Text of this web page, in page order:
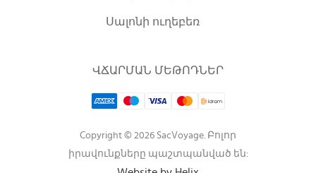
Սալոնի ուղեբեռ
ՎՃԱՐՄԱՆ ՄԵԹՈԴՆԵՐ
Copyright © 2026 SacVoyage. Բոլոր
իրավունքները պաշտպանված են: